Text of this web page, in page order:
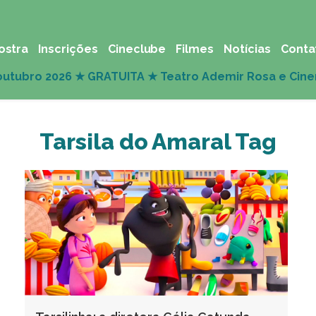
Inscrições Cineclube Filmes Notícias
Tarsila do Amaral Tag